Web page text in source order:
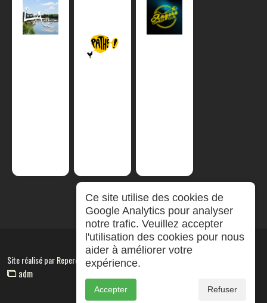
Site réalisé parRepereCom
adm
Ce site utilise des cookies de
Google Analytics pour analyser
notre trafic. Veuillez accepter
l'utilisation des cookies pour nous
aider à améliorer votre
expérience.
Accepter Refuser